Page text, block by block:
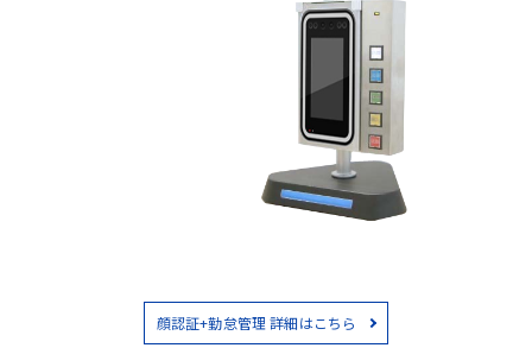
顔認証+勤怠管理 詳細はこちら